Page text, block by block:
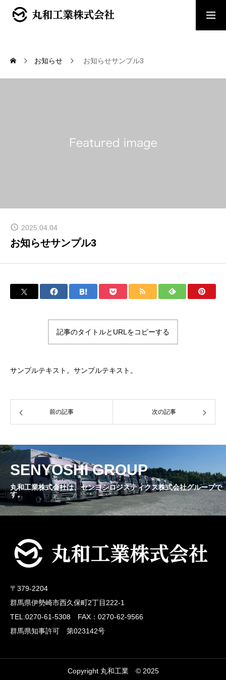
お知らせ お知らせサンプル3
2025.04.04
お知らせサンプル3
記事のタイトルとURLをコピーする
サンプルテキスト。サンプルテキスト。
前の記事 次の記事
SENYOSHI GROUP
丸和工業株式会社は、センヨシロジスティクス株式会社グループで
す。
〒379-2204
群馬県伊勢崎市西久保町2丁目222-1
TEL:0270-61-5308 FAX：0270-62-9566
群馬県知事許可 第023142号
Copyright 丸和工業 © 2025